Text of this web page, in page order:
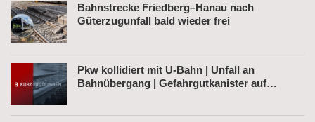
Bahnstrecke Friedberg–Hanau nach
Güterzugunfall bald wieder frei
Pkw kollidiert mit U-Bahn | Unfall an
Bahnübergang | Gefahrgutkanister auf